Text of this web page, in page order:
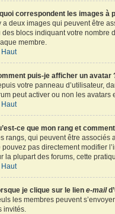
correspondent les images à
y a deux images qui peuvent être
des blocs indiquant votre nombre
membre.
Haut
puis-je afficher un avatar
votre panneau d’utilisateur,
peut activer ou non les avatars
Haut
ce que mon rang et
rangs, qui peuvent être associés
pouvez pas directement modifier
la plupart des forums, cette
Haut
je clique sur le liene-mail
les membres peuvent
invités.